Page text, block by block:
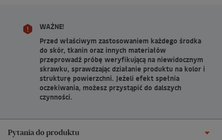
WAŻNE!
Przed właściwym zastosowaniem każdego środka
do skór, tkanin oraz innych materiałów
przeprowadź próbę weryfikującą na niewidocznym
skrawku, sprawdzając działanie produktu na kolor i
strukturę powierzchni. Jeżeli efekt spełnia
oczekiwania, możesz przystąpić do dalszych
czynności.
Pytania do produktu